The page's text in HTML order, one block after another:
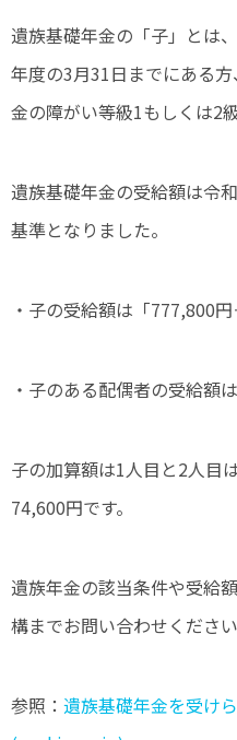
遺族基礎年金の「子」とは
年度の3月31日までにある
金の障がい等級1もしくは2級
遺族基礎年金の受給額は令
基準となりました。
・子の受給額は「777,800
・子のある配偶者の受給額
子の加算額は1人目と2人目
74,600円です。
遺族年金の該当条件や受給
構までお問い合わせください
参照： 遺族基礎年金を受け